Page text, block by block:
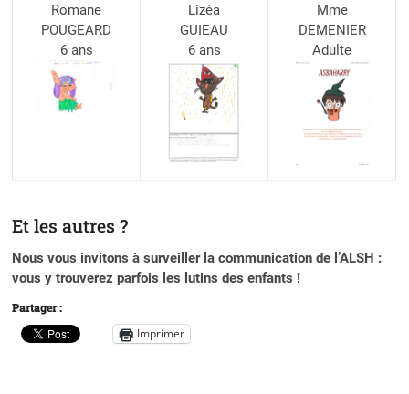
Romane
POUGEARD
6 ans
Lizéa
GUIEAU
6 ans
Mme
DEMENIER
Adulte
Et les autres ?
Nous vous invitons à surveiller la communication de l’ALSH :
vous y trouverez parfois les lutins des enfants !
Partager :
Imprimer